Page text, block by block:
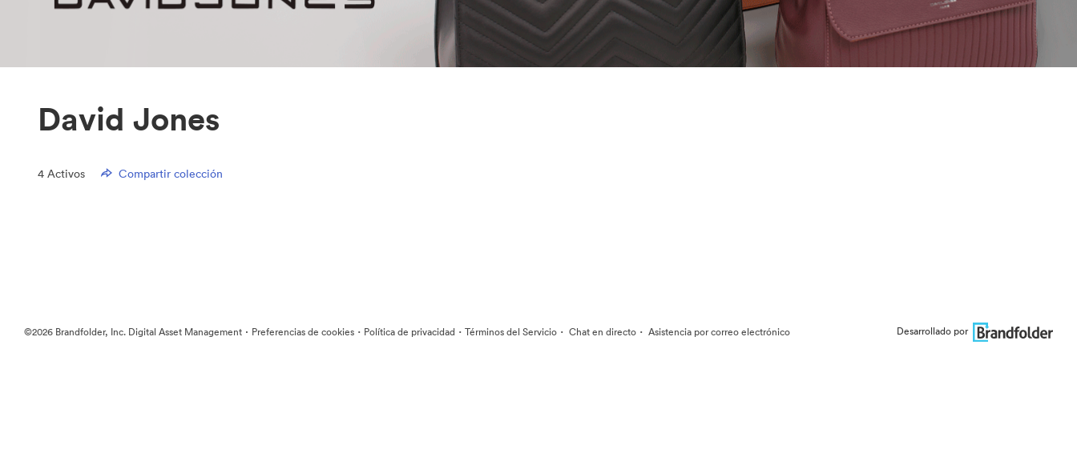
David Jones
4 Activos Compartir colección
©2026 Brandfolder, Inc. Digital Asset Management · Preferencias de cookies · Política de privacidad · Términos del Servicio · Chat en directo · Asistencia por correo electrónico Desarrollado por